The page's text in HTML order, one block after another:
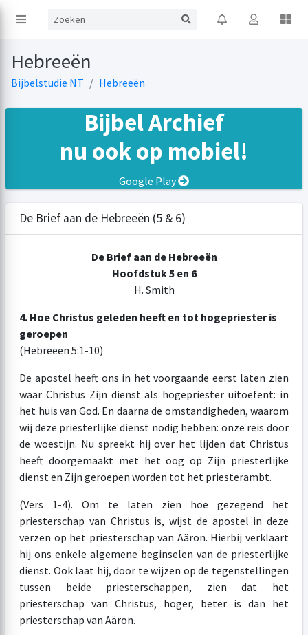
Hebreeën
Bijbelstudie NT Hebreeën
Bijbel Archief
nu ook op mobiel!
Google Play
De Brief aan de Hebreeën (5 & 6)
De Brief aan de Hebreeën
Hoofdstuk 5 en 6
H. Smith
4. Hoe Christus geleden heeft en tot hogepriester is
geroepen
(Hebreeën 5:1-10)
De apostel heeft ons in het voorgaande eerst laten zien
waar Christus Zijn dienst als hogepriester uitoefent: in
het huis van God. En daarna de omstandigheden, waarom
wij deze priesterlijke dienst nodig hebben: onze reis door
de woestijn. Nu spreekt hij over het lijden dat Christus
heeft doorgemaakt met het oog op Zijn priesterlijke
dienst en Zijn geroepen worden tot het priesterambt.
(Vers 1-4). Om te laten zien hoe gezegend het
priesterschap van Christus is, wijst de apostel in deze
verzen op het priesterschap van Aäron. Hierbij verklaart
hij ons enkele algemene beginselen van de priesterlijke
dienst. Ook laat hij, door te wijzen op de tegenstellingen
tussen beide priesterschappen, zien dat het
priesterschap van Christus, hoger, beter is dan het
priesterschap van Aäron.